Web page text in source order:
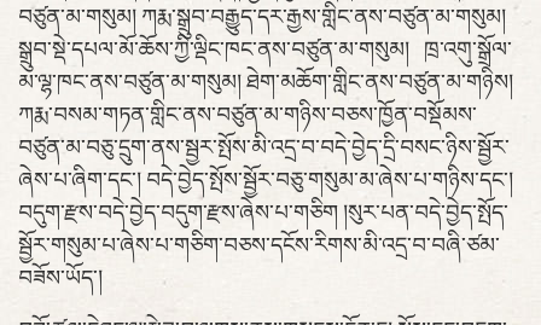
བཙུན་མ་གསུམ། ཀརྨ་སྒྲུབ་བརྒྱུད་དར་རྒྱས་གླིང་ནས་བཙུན་མ་གསུམ།
སྒྲུབ་སྡེ་དཔལ་མོ་ཆོས་ཀྱི་ལྡིང་ཁང་ནས་བཙུན་མ་གསུམ། ཁྲ་འགུ་སྒྲོལ་
མ་ལྷ་ཁང་ནས་བཙུན་མ་གསུམ། ཐེག་མཆོག་གླིང་ནས་བཙུན་མ་གཉིས།
ཀརྨ་བསམ་གཏན་གླིང་ནས་བཙུན་མ་གཉིས་བཅས་ཁྱོན་བསྡོམས་
བཙུན་མ་བཅུ་དྲུག་ནས་སྦྱར་སྤོས་མི་འདྲ་བ་བདེ་བྱེད་དྲི་བསང་ཉིས་སྦྱོར་
ཞེས་པ་ཞིག་དང་། བདེ་བྱེད་སྤོས་སྦྱོར་བཅུ་གསུམ་མ་ཞེས་པ་གཉིས་དང་།
བདུག་རྫས་བདེ་བྱེད་བདུག་རྫས་ཞེས་པ་གཅིག །སུར་པན་བདེ་བྱེད་སྤོད་
སྦྱོར་གསུམ་པ་ཞེས་པ་གཅིག་བཅས་དངོས་རིགས་མི་འདྲ་བ་བཞི་ཙམ་
བཟོས་ཡོད་།